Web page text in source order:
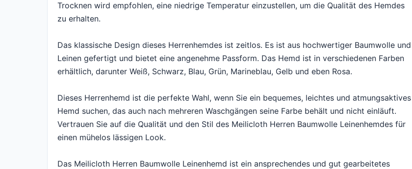
Trocknen wird empfohlen, eine niedrige Temperatur einzustellen, um die Qualität des Hemdes
zu erhalten.
Das klassische Design dieses Herrenhemdes ist zeitlos. Es ist aus hochwertiger Baumwolle und
Leinen gefertigt und bietet eine angenehme Passform. Das Hemd ist in verschiedenen Farben
erhältlich, darunter Weiß, Schwarz, Blau, Grün, Marineblau, Gelb und eben Rosa.
Dieses Herrenhemd ist die perfekte Wahl, wenn Sie ein bequemes, leichtes und atmungsaktives
Hemd suchen, das auch nach mehreren Waschgängen seine Farbe behält und nicht einläuft.
Vertrauen Sie auf die Qualität und den Stil des Meilicloth Herren Baumwolle Leinenhemdes für
einen mühelos lässigen Look.
Das Meilicloth Herren Baumwolle Leinenhemd ist ein ansprechendes und gut gearbeitetes